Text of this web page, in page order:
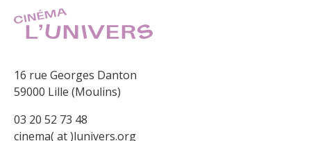
16 rue Georges Danton
59000 Lille (Moulins)
03 20 52 73 48
cinema( at )lunivers.org